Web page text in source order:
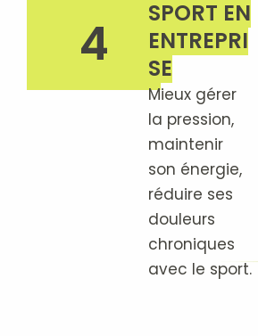
4
SPORT EN
ENTREPRI
SE
Mieux gérer
la pression,
maintenir
son énergie,
réduire ses
douleurs
chroniques
avec le sport.